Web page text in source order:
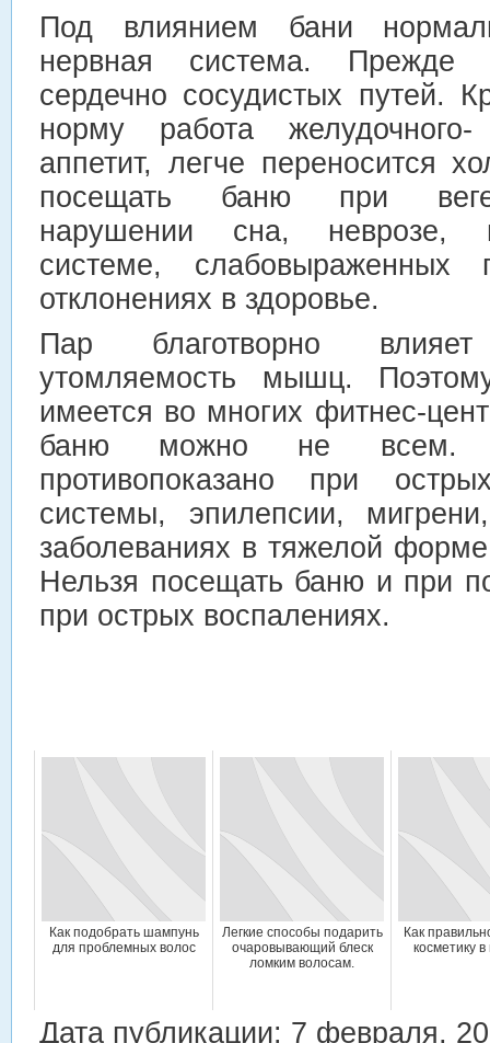
Под влиянием бани
нервная система. Прежде
сердечно сосудистых путей.
норму работа
аппетит, легче переносится
посещать баню при
нарушении сна, неврозе,
системе, слабовыраженных
отклонениях в здоровье.
Пар благотворно
утомляемость мышц.
имеется во многих фитнес-
баню можно не всем.
противопоказано при
системы, эпилепсии, мигрени,
заболеваниях в тяжелой
Нельзя посещать баню и при
при острых воспалениях.
Как подобрать шампунь
для проблемных волос
Легкие способы подарить
очаровывающий блеск
ломким волосам.
Как
косметику
Дата публикации: 7 февраля,